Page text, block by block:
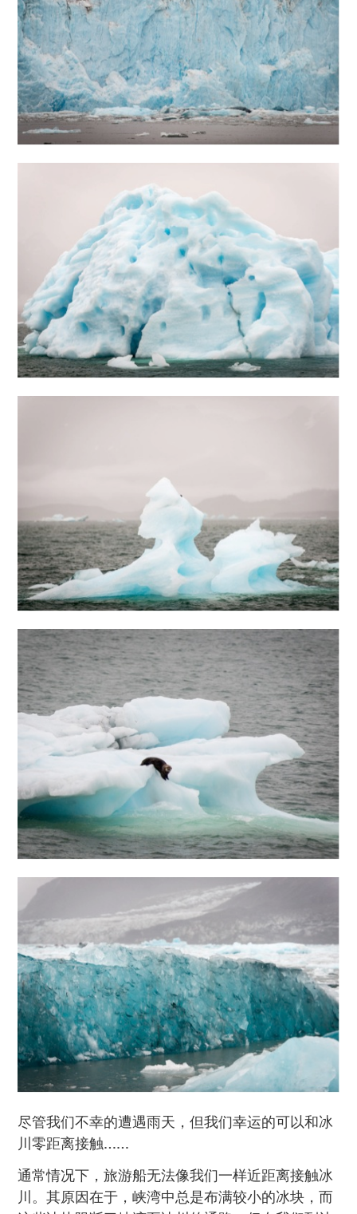
尽管我们不幸的遭遇雨天，但我们幸运的可以和冰
川零距离接触……
通常情况下，旅游船无法像我们一样近距离接触冰
川。其原因在于，峡湾中总是布满较小的冰块，而